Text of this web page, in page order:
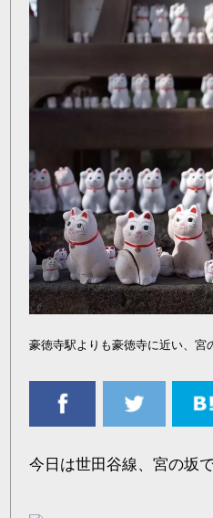
豪徳寺駅よりも豪徳寺に近い、宮
今日は世田谷線、宮の坂で